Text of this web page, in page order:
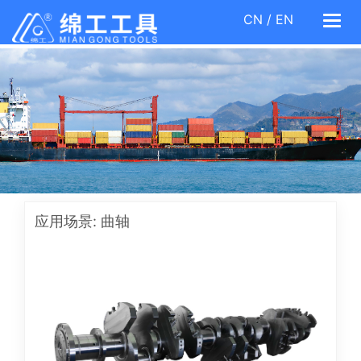
CN / EN
应用场景: 曲轴